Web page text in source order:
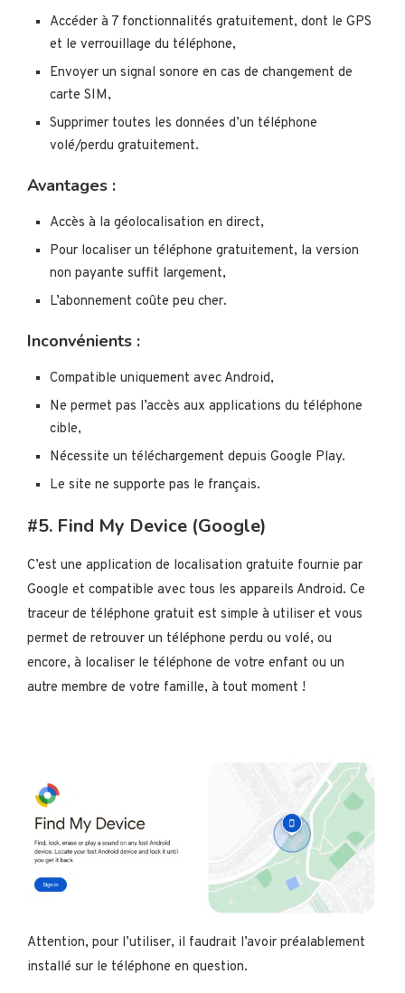
Accéder à 7 fonctionnalités gratuitement, dont le GPS
et le verrouillage du téléphone,
Envoyer un signal sonore en cas de changement de
carte SIM,
Supprimer toutes les données d’un téléphone
volé/perdu gratuitement.
Avantages :
Accès à la géolocalisation en direct,
Pour localiser un téléphone gratuitement, la version
non payante suffit largement,
L’abonnement coûte peu cher.
Inconvénients :
Compatible uniquement avec Android,
Ne permet pas l’accès aux applications du téléphone
cible,
Nécessite un téléchargement depuis Google Play.
Le site ne supporte pas le français.
#5. Find My Device (Google)
C’est une application de localisation gratuite fournie par
Google et compatible avec tous les appareils Android. Ce
traceur de téléphone gratuit est simple à utiliser et vous
permet de retrouver un téléphone perdu ou volé, ou
encore, à localiser le téléphone de votre enfant ou un
autre membre de votre famille, à tout moment !
Attention, pour l’utiliser, il faudrait l’avoir préalablement
installé sur le téléphone en question.